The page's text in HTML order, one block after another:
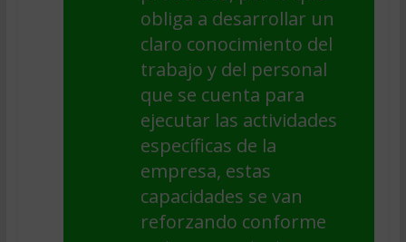
obliga a desarrollar un
claro conocimiento del
trabajo y del personal
que se cuenta para
ejecutar las actividades
específicas de la
empresa, estas
capacidades se van
reforzando conforme